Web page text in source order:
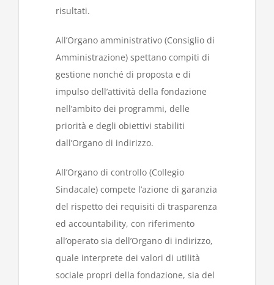
risultati.
All’Organo amministrativo (Consiglio di
Amministrazione) spettano compiti di
gestione nonché di proposta e di
impulso dell’attività della fondazione
nell’ambito dei programmi, delle
priorità e degli obiettivi stabiliti
dall’Organo di indirizzo.
All’Organo di controllo (Collegio
Sindacale) compete l’azione di garanzia
del rispetto dei requisiti di trasparenza
ed accountability, con riferimento
all’operato sia dell’Organo di indirizzo,
quale interprete dei valori di utilità
sociale propri della fondazione, sia del